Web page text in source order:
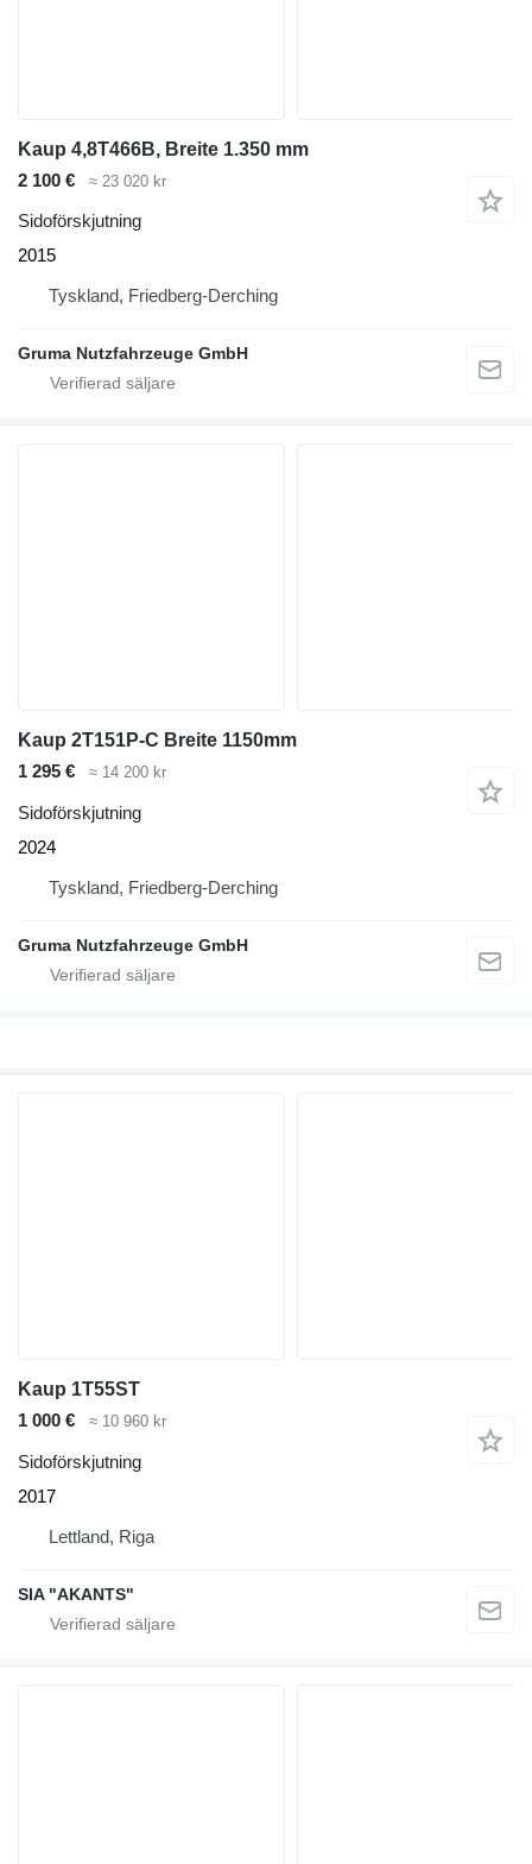
Kaup 4,8T466B, Breite 1.350 mm
2 100 €
≈ 23 020 kr
Sidoförskjutning
2015
Tyskland, Friedberg-Derching
Gruma Nutzfahrzeuge GmbH
Kaup 2T151P-C Breite 1150mm
1 295 €
≈ 14 200 kr
Sidoförskjutning
2024
Tyskland, Friedberg-Derching
Gruma Nutzfahrzeuge GmbH
Kaup 1T55ST
1 000 €
≈ 10 960 kr
Sidoförskjutning
2017
Lettland, Riga
SIA "AKANTS"